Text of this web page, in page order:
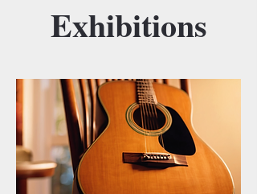
Exhibitions